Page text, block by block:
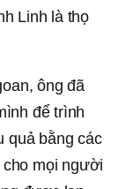
Linh là thọ
ông đã
để trình
quả bằng các
cho mọi người